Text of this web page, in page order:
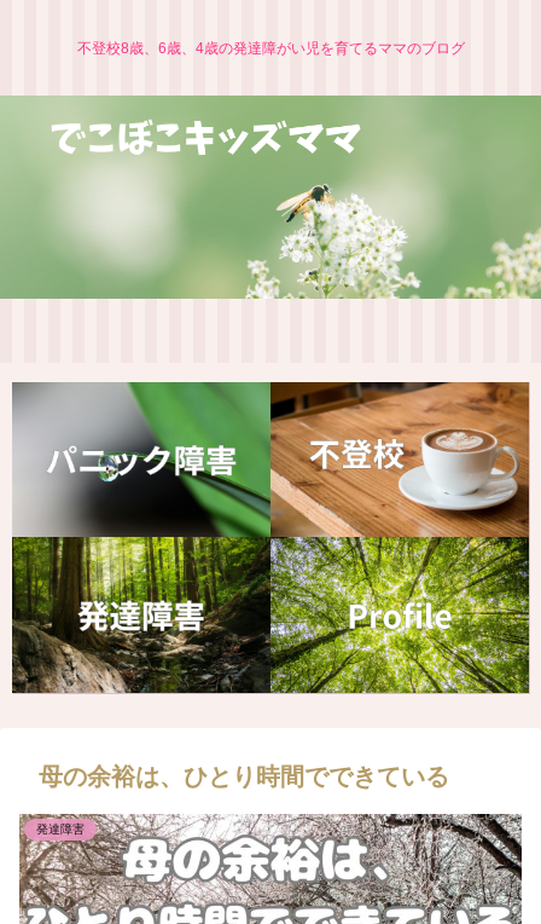
不登校8歳、6歳、4歳の発達障がい児を育てるママのブログ
母の余裕は、ひとり時間でできている
発達障害